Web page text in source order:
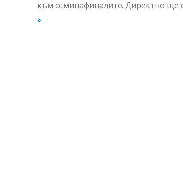
към осминафиналите. Директно ще
»